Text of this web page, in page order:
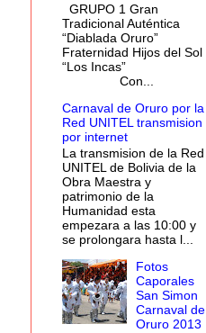
GRUPO 1 Gran
Tradicional Auténtica
“Diablada Oruro”
Fraternidad Hijos del Sol
“Los Incas”
Con...
Carnaval de Oruro por la
Red UNITEL transmision
por internet
La transmision de la Red
UNITEL de Bolivia de la
Obra Maestra y
patrimonio de la
Humanidad esta
empezara a las 10:00 y
se prolongara hasta l...
Fotos
Caporales
San Simon
Carnaval de
Oruro 2013